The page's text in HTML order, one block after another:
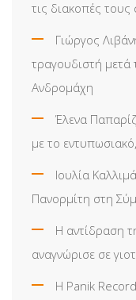
τις διακοπές
Γιώργος
τραγουδιστή
Ανδρομάχη
Έλενα
με το
Ιουλία
Πανορμίτη στη
Η αντίδραση
αναγνώρισε σε
Η Panik